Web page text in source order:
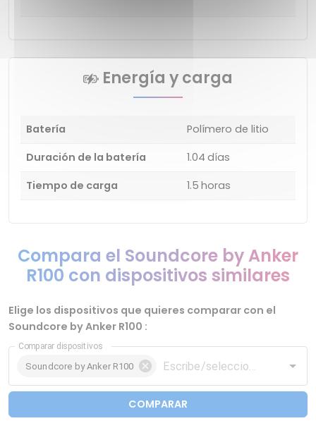
Energía y carga
Batería
Polímero de litio
Duración de la batería
1.04 días
Tiempo de carga
1.5 horas
Compara el Soundcore by Anker
R100 con dispositivos similares
Elige los dispositivos que quieres comparar con el
Soundcore by Anker R100 :
Comparar dispositivos
Soundcore by Anker R100
COMPARAR